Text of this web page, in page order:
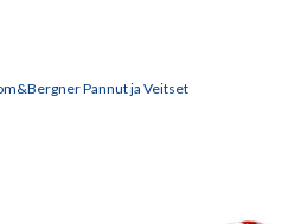
Pannut ja Veitset